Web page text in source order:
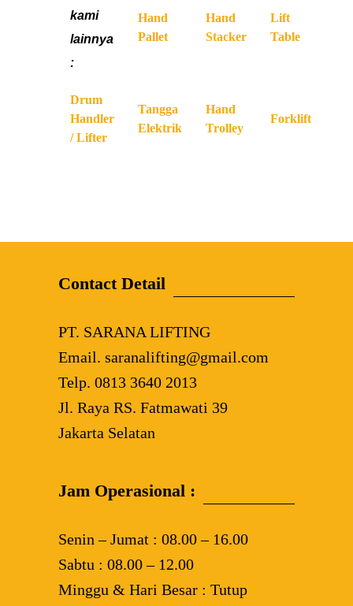
kami
lainnya
:
Hand
Pallet
Hand
Stacker
Lift
Table
Drum
Handler
/ Lifter
Tangga
Elektrik
Hand
Trolley
Forklift
Contact Detail
PT. SARANA LIFTING
Email. saranalifting@gmail.com
Telp. 0813 3640 2013
Jl. Raya RS. Fatmawati 39
Jakarta Selatan
Jam Operasional :
Senin – Jumat : 08.00 – 16.00
Sabtu : 08.00 – 12.00
Minggu & Hari Besar : Tutup